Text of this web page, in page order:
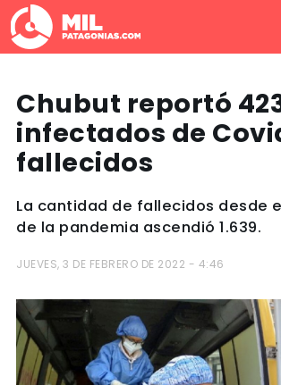
Chubut reportó
infectados de
fallecidos
La cantidad de fallecidos desde
de la pandemia ascendió 1.639.
JUEVES, 3 DE FEBRERO DE 2022 - 4:46